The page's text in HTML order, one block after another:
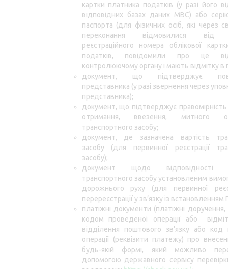
картки платника податків (у разі його
відповідних базах даних МВС) або
паспорта (для фізичних осіб, які через
переконання відмовилися від
реєстраційного номера облікової
податків, повідомили про це
контролюючому органу і мають відмітку в
документ, що підтверджує
представника (у разі звернення через
представника);
документ, що підтверджує
отримання, ввезення, митного
транспортного засобу;
документ, де зазначена вартість
засобу (для первинної реєстрації
засобу);
документ щодо відповідності
транспортного засобу установленим
дорожнього руху (для первинної
перереєстрації у зв’язку із встановленням
платіжні документи (платіжні доручення,
кодом проведеної операції або
відділення поштового зв’язку або код
операції (реквізити платежу) про
будь-якій формі, який можливо
допомогою державного сервісу